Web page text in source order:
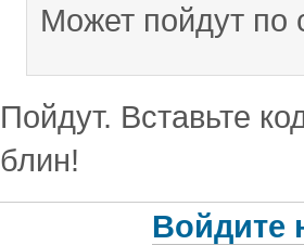
Может пойдут по
Пойдут. Вставьте
блин!
Войдите